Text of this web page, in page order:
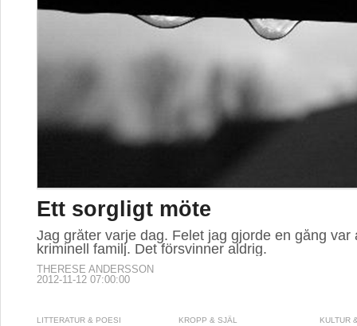
Ett sorgligt möte
Jag gråter varje dag. Felet jag gjorde en gång var
kriminell familj. Det försvinner aldrig.
THERESE ANDERSSON
2012-11-12 07:00:00
LITTERATUR & POESI KROPP & SJÄL KULTUR